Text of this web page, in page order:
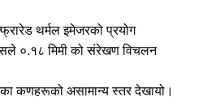
थर्मल इमेजरको प्रयोग
०.१८ मिमी को संरेखण विचलन
कणहरूको असामान्य स्तर देखायो।